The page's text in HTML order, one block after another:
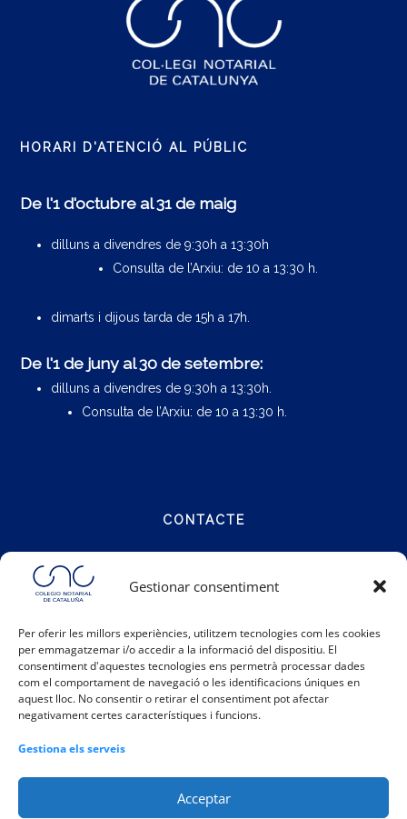
Gestionar consentiment
Per oferir les millors experiències, utilitzem tecnologies com les cookies
per emmagatzemar i/o accedir a la informació del dispositiu. El
consentiment d'aquestes tecnologies ens permetrà processar dades
com el comportament de navegació o les identificacions úniques en
aquest lloc. No consentir o retirar el consentiment pot afectar
negativament certes característiques i funcions.
Gestiona els serveis
Acceptar
HORARI D'ATENCIÓ AL PÚBLIC
De l'1 d'octubre al 31 de maig
dilluns a divendres de 9:30h a 13:30h
Consulta de l’Arxiu: de 10 a 13:30 h.
dimarts i dijous tarda de 15h a 17h.
De l'1 de juny al 30 de setembre:
dilluns a divendres de 9:30h a 13:30h.
Consulta de l’Arxiu: de 10 a 13:30 h.
CONTACTE
Telèfon: 93 317 48 00
Email:info@catalunya.notariado.org